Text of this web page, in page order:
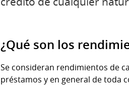
¿Qué son los
Se consideran rendimientos de
préstamos y en general de toda